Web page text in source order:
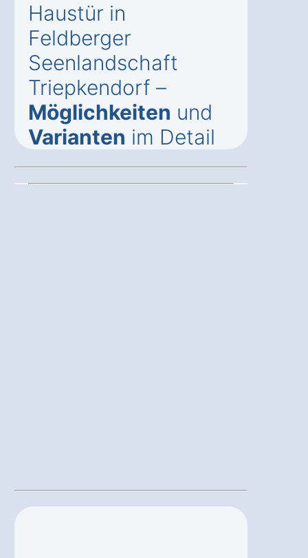
Haustür in
Feldberger
Seenlandschaft
Triepkendorf –
Möglichkeiten und
Varianten im Detail